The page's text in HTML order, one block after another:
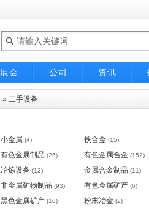
展会 公司 资讯
» 二手设备
小金属 (4) 铁合金 (15)
有色金属制品 (25) 有色金属合金 (152)
冶炼设备 (12) 金属合金制品 (11)
非金属矿物制品 (93) 有色金属矿产 (6)
黑色金属矿产 (10) 粉末冶金 (2)